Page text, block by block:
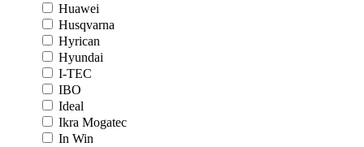
Huawei
Husqvarna
Hyrican
Hyundai
I-TEC
IBO
Ideal
Ikra Mogatec
In Win